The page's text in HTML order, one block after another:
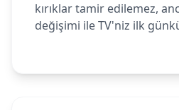
kırıklar tamir edilemez,
değişimi ile TV'niz ilk